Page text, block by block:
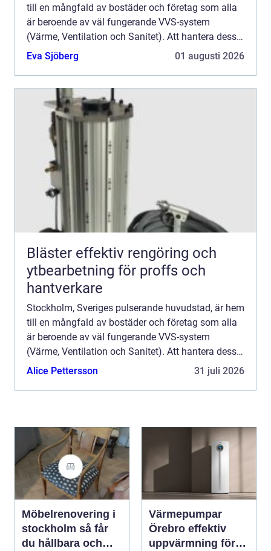
till en mångfald av bostäder och företag som alla
är beroende av väl fungerande VVS-system
(Värme, Ventilation och Sanitet). Att hantera dessa
system kräver exp...
Eva Sjöberg 01 augusti 2026
Bläster effektiv rengöring och
ytbearbetning för proffs och
hantverkare
Stockholm, Sveriges pulserande huvudstad, är hem
till en mångfald av bostäder och företag som alla
är beroende av väl fungerande VVS-system
(Värme, Ventilation och Sanitet). Att hantera dessa
system kräver exp...
Alice Pettersson 31 juli 2026
Möbelrenovering i
stockholm så får
du hållbara och
Värmepumpar
Örebro effektiv
uppvärmning för